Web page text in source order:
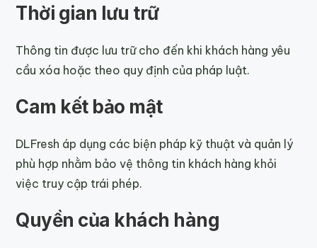
Thời gian lưu trữ
Thông tin được lưu trữ cho đến khi khách hàng yêu
cầu xóa hoặc theo quy định của pháp luật.
Cam kết bảo mật
DLFresh áp dụng các biện pháp kỹ thuật và quản lý
phù hợp nhằm bảo vệ thông tin khách hàng khỏi
việc truy cập trái phép.
Quyền của khách hàng